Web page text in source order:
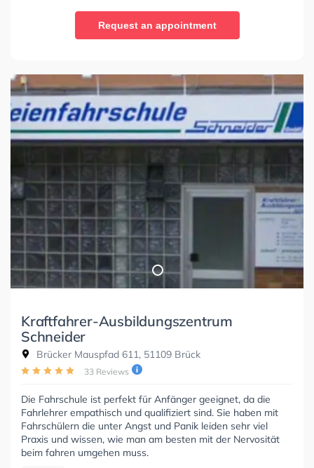
Request an appointment
Kraftfahrer-Ausbildungszentrum
Schneider
Brücker Mauspfad 611, 51109 Brück
33 Reviews
Die Fahrschule ist perfekt für Anfänger geeignet, da die
Fahrlehrer empathisch und qualifiziert sind. Sie haben mit
Fahrschülern die unter Angst und Panik leiden sehr viel
Praxis und wissen, wie man am besten mit der Nervosität
beim fahren umgehen muss.